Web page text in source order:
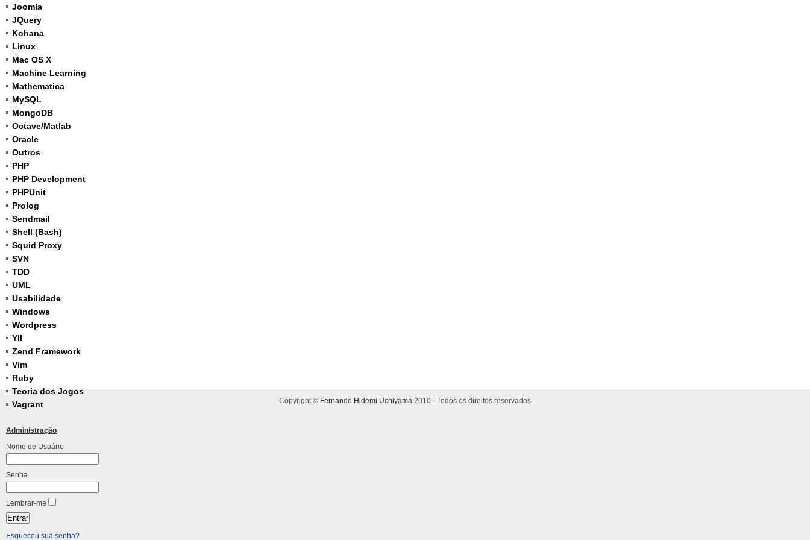
Joomla
JQuery
Kohana
Linux
Mac OS X
Machine Learning
Mathematica
MySQL
MongoDB
Octave/Matlab
Oracle
Outros
PHP
PHP Development
PHPUnit
Prolog
Sendmail
Shell (Bash)
Squid Proxy
SVN
TDD
UML
Usabilidade
Windows
Wordpress
YII
Zend Framework
Vim
Ruby
Teoria dos Jogos
Vagrant
Administração
Nome de Usuário
Senha
Lembrar-me
Esqueceu sua senha?
Copyright © Fernando Hidemi Uchiyama 2010 - Todos os direitos reservados